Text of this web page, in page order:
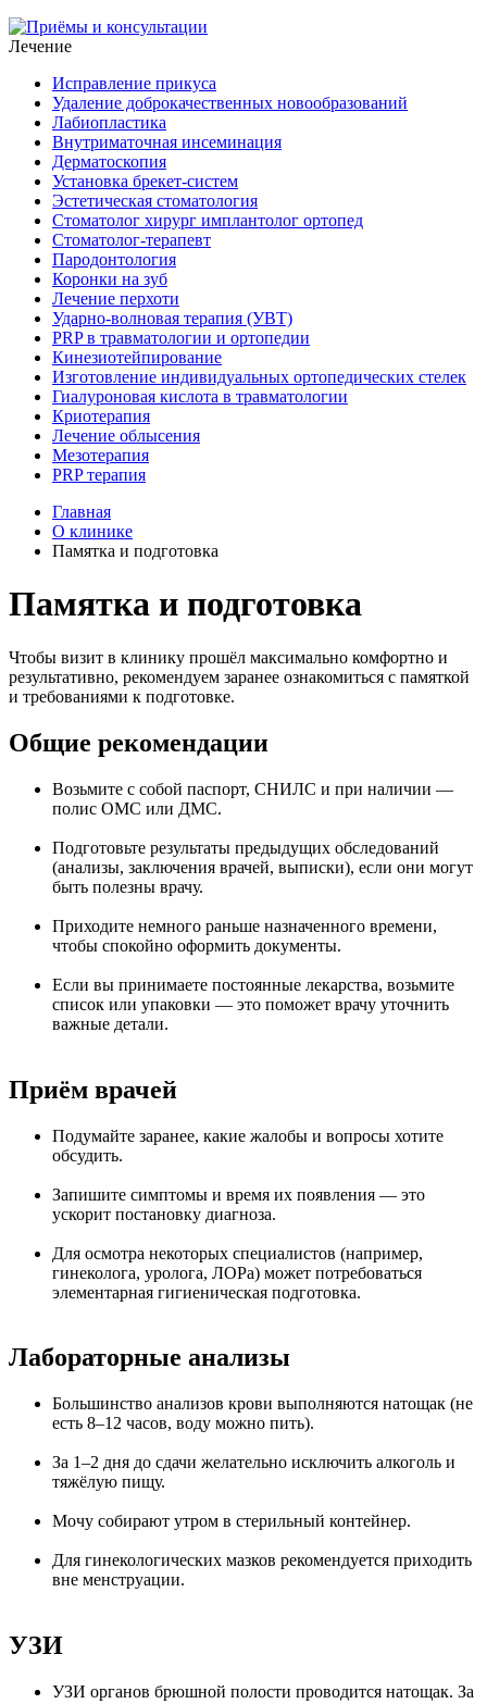
Лечение
Исправление прикуса
Удаление доброкачественных новообразований
Лабиопластика
Внутриматочная инсеминация
Дерматоскопия
Установка брекет-систем
Эстетическая стоматология
Стоматолог хирург имплантолог ортопед
Стоматолог-терапевт
Пародонтология
Коронки на зуб
Лечение перхоти
Ударно-волновая терапия (УВТ)
PRP в травматологии и ортопедии
Кинезиотейпирование
Изготовление индивидуальных ортопедических стелек
Гиалуроновая кислота в травматологии
Криотерапия
Лечение облысения
Мезотерапия
PRP терапия
Главная
О клинике
Памятка и подготовка
Памятка и подготовка
Чтобы визит в клинику прошёл максимально комфортно и
результативно, рекомендуем заранее ознакомиться с памяткой
и требованиями к подготовке.
Общие рекомендации
Возьмите с собой паспорт, СНИЛС и при наличии —
полис ОМС или ДМС.
Подготовьте результаты предыдущих обследований
(анализы, заключения врачей, выписки), если они могут
быть полезны врачу.
Приходите немного раньше назначенного времени,
чтобы спокойно оформить документы.
Если вы принимаете постоянные лекарства, возьмите
список или упаковки — это поможет врачу уточнить
важные детали.
Приём врачей
Подумайте заранее, какие жалобы и вопросы хотите
обсудить.
Запишите симптомы и время их появления — это
ускорит постановку диагноза.
Для осмотра некоторых специалистов (например,
гинеколога, уролога, ЛОРа) может потребоваться
элементарная гигиеническая подготовка.
Лабораторные анализы
Большинство анализов крови выполняются натощак (не
есть 8–12 часов, воду можно пить).
За 1–2 дня до сдачи желательно исключить алкоголь и
тяжёлую пищу.
Мочу собирают утром в стерильный контейнер.
Для гинекологических мазков рекомендуется приходить
вне менструации.
УЗИ
УЗИ органов брюшной полости проводится натощак. За